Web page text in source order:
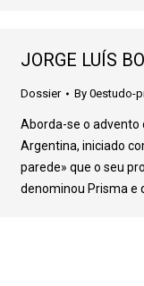
JORGE LUÍS
Dossier By 0estudo-
Aborda-se o advento
Argentina, iniciado
parede» que o seu
denominou Prisma e